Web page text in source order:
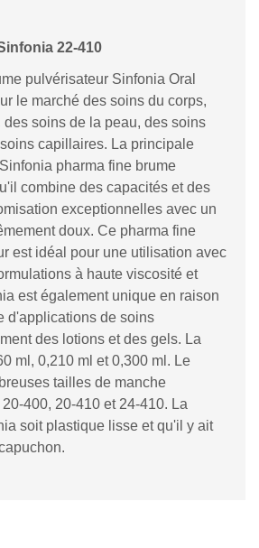
22-410
pulvérisateur Sinfonia Oral
le marché des soins du corps,
soins de la peau, des soins
capillaires. La principale
pharma fine brume
combine des capacités et des
exceptionnelles avec un
doux. Ce pharma fine
est idéal pour une utilisation avec
à haute viscosité et
est également unique en raison
d'applications de soins
des lotions et des gels. La
ml, 0,210 ml et 0,300 ml. Le
tailles de manche
400, 20-410 et 24-410. La
soit plastique lisse et qu'il y ait